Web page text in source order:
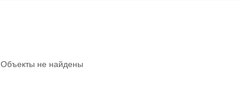
Объекты не найдены